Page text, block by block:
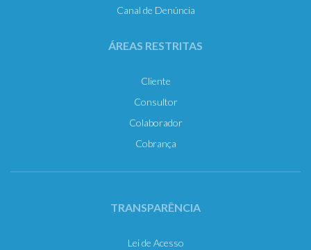
Canal de Denúncia
ÁREAS RESTRITAS
Cliente
Consultor
Colaborador
Cobrança
TRANSPARÊNCIA
Lei de Acesso